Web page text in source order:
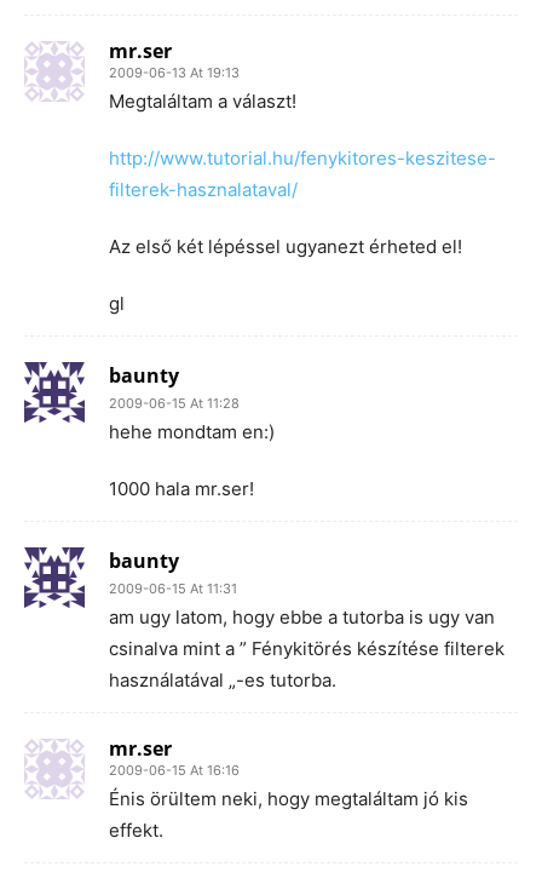
mr.ser
2009-06-13 At 19:13
Megtaláltam a választ!
http://www.tutorial.hu/fenykitores-keszitese-
filterek-hasznalataval/
Az első két lépéssel ugyanezt érheted el!
gl
baunty
2009-06-15 At 11:28
hehe mondtam en:)
1000 hala mr.ser!
baunty
2009-06-15 At 11:31
am ugy latom, hogy ebbe a tutorba is ugy van
csinalva mint a ” Fénykitörés készítése filterek
használatával „-es tutorba.
mr.ser
2009-06-15 At 16:16
Énis örültem neki, hogy megtaláltam jó kis
effekt.